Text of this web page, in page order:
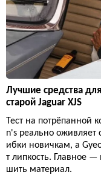
Лучшие средства
старой Jaguar XJS
Тест на потрёпанной
n's реально оживляет
ибки новичкам, а
т липкость. Главное —
шить материал.